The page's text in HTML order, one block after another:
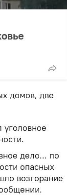
домов, две
уголовное
дело... по
опасных
возгорание